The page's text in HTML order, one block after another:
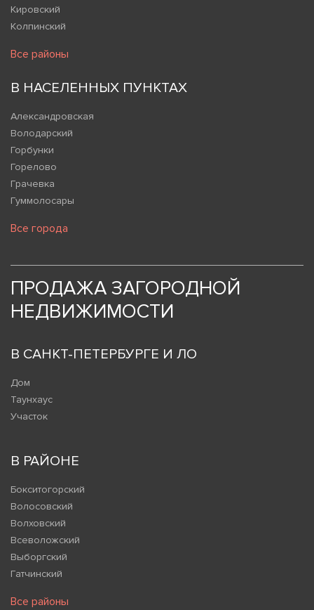
Кировский
Колпинский
Все районы
В НАСЕЛЕННЫХ ПУНКТАХ
Александровская
Володарский
Горбунки
Горелово
Грачевка
Гуммолосары
Все города
ПРОДАЖА ЗАГОРОДНОЙ
НЕДВИЖИМОСТИ
В САНКТ-ПЕТЕРБУРГЕ И ЛО
Дом
Таунхаус
Участок
В РАЙОНЕ
Бокситогорский
Волосовский
Волховский
Всеволожский
Выборгский
Гатчинский
Все районы